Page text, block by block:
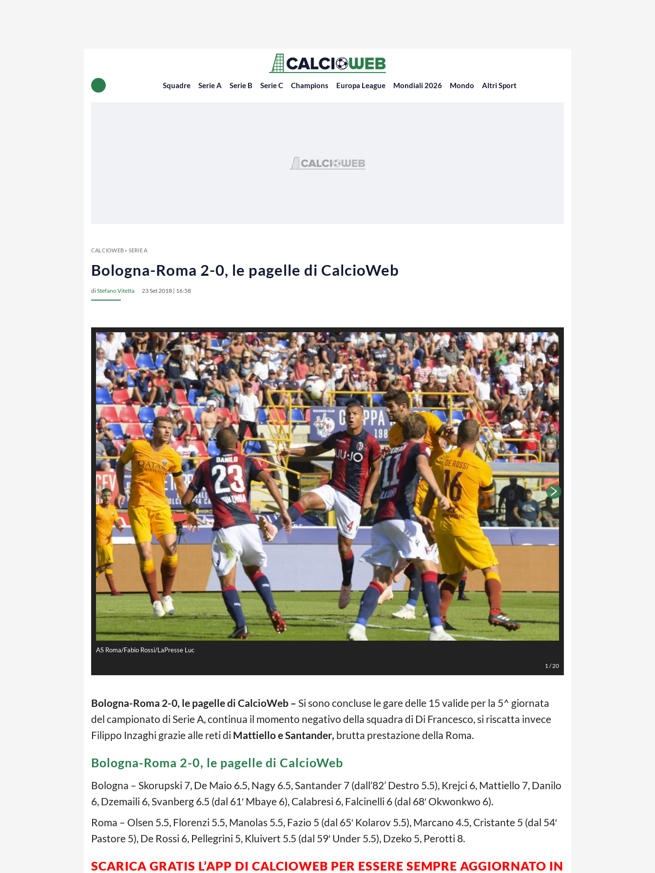
Squadre Serie A Serie B Serie C Champions Europa League Mondiali 2026 Mondo Altri Sport
CALCIOWEB» SERIE A
Bologna-Roma 2-0, le pagelle di CalcioWeb
diStefano Vitetta 23 Set 2018 | 16:58
AS Roma/Fabio Rossi/LaPresse Luc
1/20
Bologna-Roma 2-0, le pagelle di CalcioWeb – Si sono concluse le gare delle 15 valide per la 5^ giornata
del campionato di Serie A, continua il momento negativo della squadra di Di Francesco, si riscatta invece
Filippo Inzaghi grazie alle reti di Mattiello e Santander, brutta prestazione della Roma.
Bologna-Roma 2-0, le pagelle di CalcioWeb
Bologna – Skorupski 7, De Maio 6.5, Nagy 6.5, Santander 7 (dall’82’ Destro 5.5), Krejci 6, Mattiello 7, Danilo
6, Dzemaili 6, Svanberg 6.5 (dal 61′ Mbaye 6), Calabresi 6, Falcinelli 6 (dal 68′ Okwonkwo 6).
Roma – Olsen 5.5, Florenzi 5.5, Manolas 5.5, Fazio 5 (dal 65′ Kolarov 5.5), Marcano 4.5, Cristante 5 (dal 54′
Pastore 5), De Rossi 6, Pellegrini 5, Kluivert 5.5 (dal 59′ Under 5.5), Dzeko 5, Perotti 8.
SCARICA GRATIS L’APP DI CALCIOWEB PER ESSERE SEMPRE AGGIORNATO IN